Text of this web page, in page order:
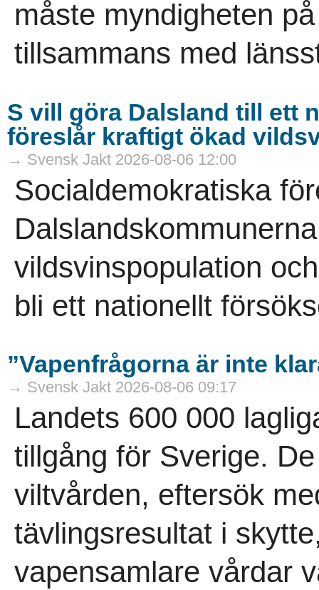
måste myndigheten
tillsammans med
S vill göra Dalsland till ett
föreslår kraftigt ökad
→ Svensk Jakt 2026-08-06 12:00
Socialdemokratiska
vildsvinspopulation
bli ett nationellt
”Vapenfrågorna är inte
→ Svensk Jakt 2026-08-06 09:17
Landets 600 000
tillgång för Sverige.
viltvården, eftersök
tävlingsresultat i
vapensamlare vårdar